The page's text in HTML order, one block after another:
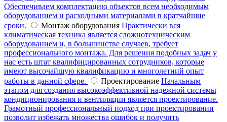
Обеспечиваем комплектацию объектов всем необходимым
оборудованием и расходными материалами в кратчайшие
сроки.
Монтаж оборудования Практически вся
климатическая техника является сложнотехническим
оборудованием и, в большинстве случаев, требует
профессионального монтажа. Для решения подобных задач у
нас есть штат квалифицированных сотрудников, которые
имеют высочайшую квалификацию и многолетний опыт
работы в данной сфере.
Проектирование Начальным
этапом для создания высокоэффективной надежной системы
кондиционирования и вентиляции является проектирование.
Грамотный профессиональный подход при проектировании
позволит избежать множества ошибок и получить